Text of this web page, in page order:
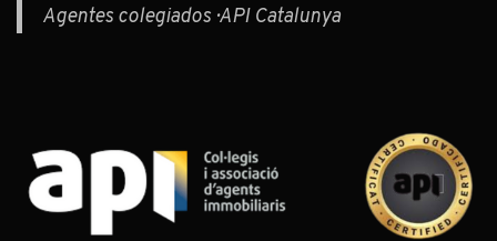
Agentes colegiados · API Catalunya